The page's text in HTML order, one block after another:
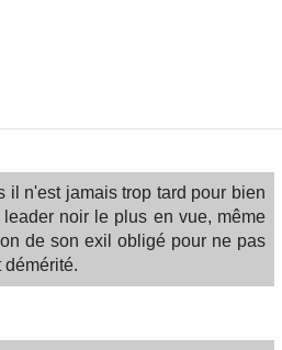
il n'est jamais trop tard pour bien
noir le plus en vue, même
de son exil obligé pour ne pas
démérité.